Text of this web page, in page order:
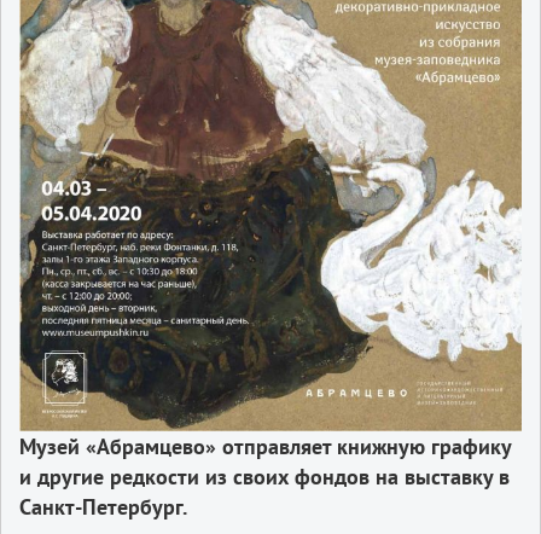
Музей «Абрамцево» отправляет книжную графику
и другие редкости из своих фондов на выставку в
Санкт-­Петербург.